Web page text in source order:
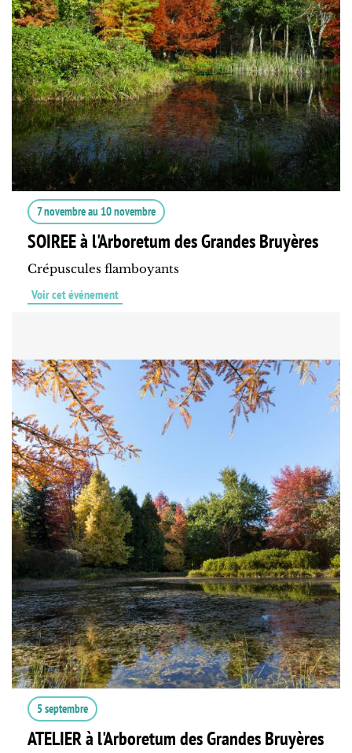
7 novembreau 10 novembre
SOIREE à l'Arboretum des Grandes Bruyères
Crépuscules flamboyants
Voir cet événement
5 septembre
ATELIER à l'Arboretum des Grandes Bruyères